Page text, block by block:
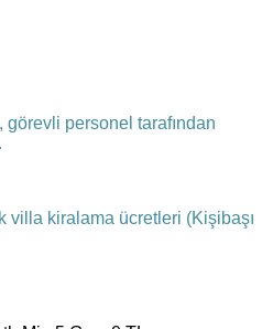
görevli personel tarafından
villa kiralama ücretleri (Kişibaşı